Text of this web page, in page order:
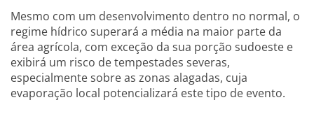
Mesmo com um desenvolvimento dentro no normal, o
regime hídrico superará a média na maior parte da
área agrícola, com exceção da sua porção sudoeste e
exibirá um risco de tempestades severas,
especialmente sobre as zonas alagadas, cuja
evaporação local potencializará este tipo de evento.